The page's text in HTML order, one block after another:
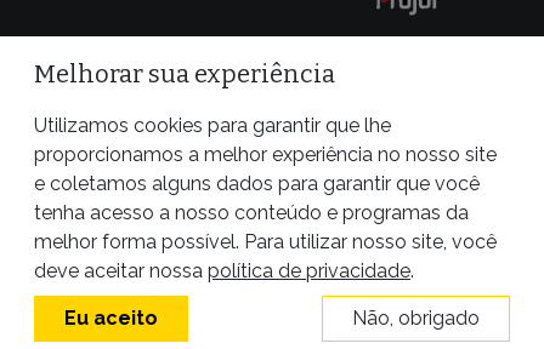
Site desenvolvido por
Melhorar sua experiência
Utilizamos cookies para garantir que lhe
proporcionamos a melhor experiência no nosso site
e coletamos alguns dados para garantir que você
tenha acesso a nosso conteúdo e programas da
melhor forma possível. Para utilizar nosso site, você
deve aceitar nossa política de privacidade.
Eu aceito Não, obrigado